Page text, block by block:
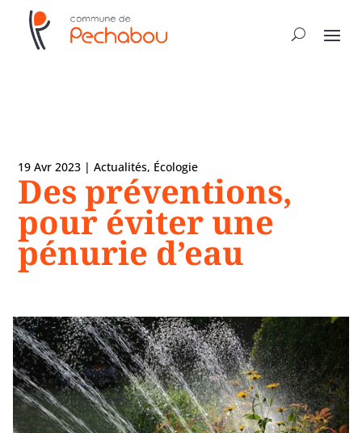
19 Avr 2023 |Actualités, Écologie
Des préventions,
pour éviter une
pénurie d’eau